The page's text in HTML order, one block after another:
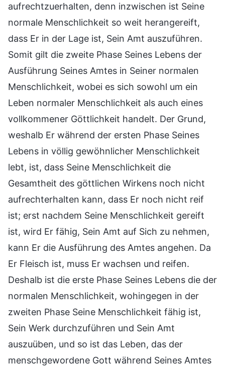
aufrechtzuerhalten, denn inzwischen ist Seine
normale Menschlichkeit so weit herangereift,
dass Er in der Lage ist, Sein Amt auszuführen.
Somit gilt die zweite Phase Seines Lebens der
Ausführung Seines Amtes in Seiner normalen
Menschlichkeit, wobei es sich sowohl um ein
Leben normaler Menschlichkeit als auch eines
vollkommener Göttlichkeit handelt. Der Grund,
weshalb Er während der ersten Phase Seines
Lebens in völlig gewöhnlicher Menschlichkeit
lebt, ist, dass Seine Menschlichkeit die
Gesamtheit des göttlichen Wirkens noch nicht
aufrechterhalten kann, dass Er noch nicht reif
ist; erst nachdem Seine Menschlichkeit gereift
ist, wird Er fähig, Sein Amt auf Sich zu nehmen,
kann Er die Ausführung des Amtes angehen. Da
Er Fleisch ist, muss Er wachsen und reifen.
Deshalb ist die erste Phase Seines Lebens die der
normalen Menschlichkeit, wohingegen in der
zweiten Phase Seine Menschlichkeit fähig ist,
Sein Werk durchzuführen und Sein Amt
auszuüben, und so ist das Leben, das der
menschgewordene Gott während Seines Amtes